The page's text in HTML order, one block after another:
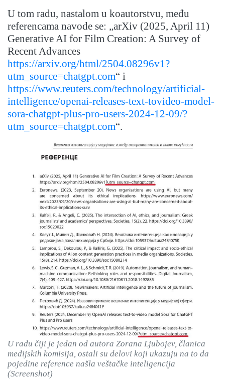
U tom radu, nastalom u koautorstvu, među
referencama navode se: „arXiv (2025, April 11)
Generative AI for Film Creation: A Survey of
Recent Advances
https://arxiv.org/html/2504.08296v1?
utm_source=chatgpt.com“ i
https://www.reuters.com/technology/artificial-
intelligence/openai-releases-text-tovideo-model-
sora-chatgpt-plus-pro-users-2024-12-09/?
utm_source=chatgpt.com“.
U radu čiji je jedan od autora Zorana Ljubojev, članica
medijskih komisija, ostali su delovi koji ukazuju na to da
pojedine reference našla veštačke inteligencija
(Screenshot)